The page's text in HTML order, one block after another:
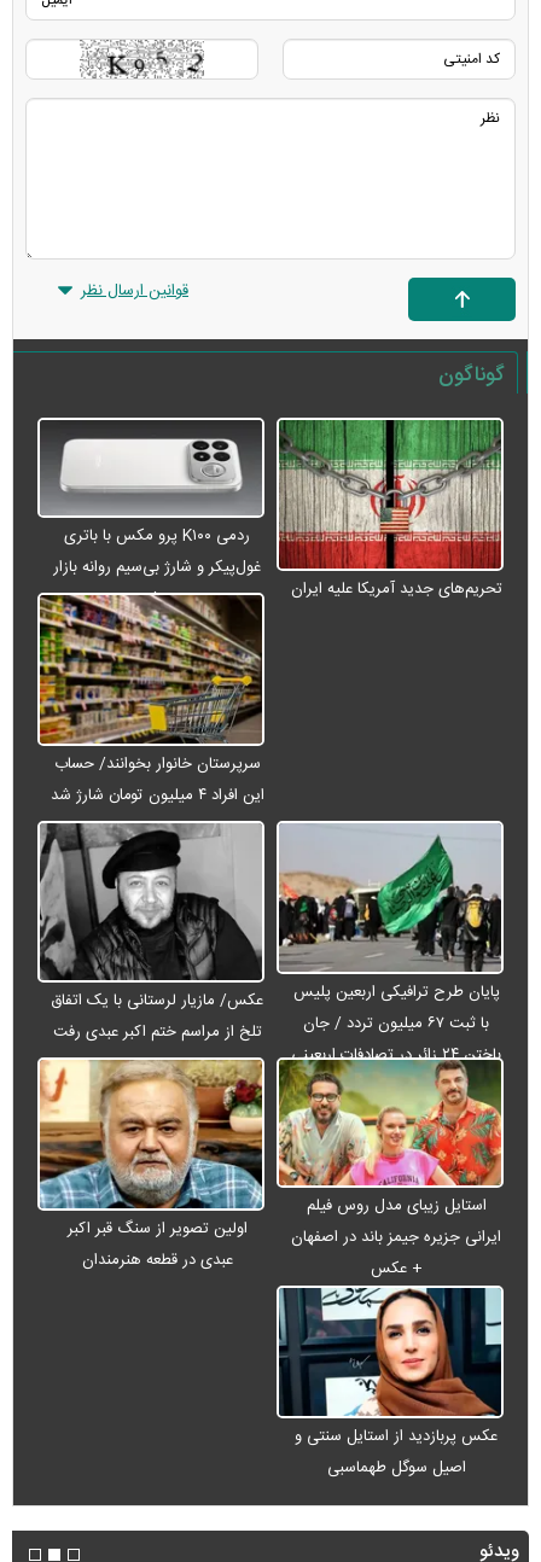
قوانین ارسال نظر
گوناگون
تحریم‌های جدید آمریکا علیه ایران
ردمی K۱۰۰ پرو مکس با باتری
غول‌پیکر و شارژ بی‌سیم روانه بازار
می‌شود
سرپرستان خانوار بخوانند/ حساب
این افراد ۴ میلیون تومان شارژ شد
پایان طرح ترافیکی اربعین پلیس
با ثبت ۶۷ میلیون تردد / جان
باختن ۲۴ زائر در تصادفات اربعینی
عکس/ مازیار لرستانی با یک اتفاق
تلخ از مراسم ختم اکبر عبدی رفت
استایل زیبای مدل روس فیلم
ایرانی جزیره جیمز باند در اصفهان
+ عکس
اولین تصویر از سنگ قبر اکبر
عبدی در قطعه هنرمندان
عکس پربازدید از استایل سنتی و
اصیل سوگل طهماسبی
ویدئو